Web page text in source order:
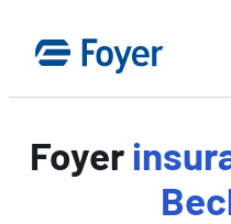
content
Foyer